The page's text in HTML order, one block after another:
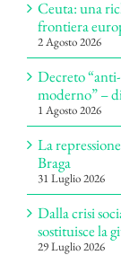
Ceuta: una
frontiera
2 Agosto 2026
Decreto
moderno” –
1 Agosto 2026
La
Braga
31 Luglio 2026
Dalla crisi
sostituisce la
29 Luglio 2026